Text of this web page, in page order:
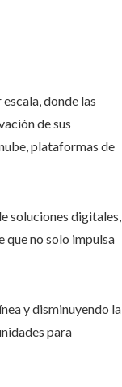
donde las
de sus
plataformas de
soluciones digitales,
que no solo impulsa
y disminuyendo la
para